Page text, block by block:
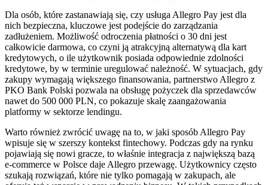
Dla osób, które zastanawiają się, czy usługa Allegro Pay jest dla
nich bezpieczna, kluczowe jest podejście do zarządzania
zadłużeniem. Możliwość odroczenia płatności o 30 dni jest
całkowicie darmowa, co czyni ją atrakcyjną alternatywą dla kart
kredytowych, o ile użytkownik posiada odpowiednie zdolności
kredytowe, by w terminie uregulować należność. W sytuacjach, gdy
zakupy wymagają większego finansowania, partnerstwo Allegro z
PKO Bank Polski pozwala na obsługę pożyczek dla sprzedawców
nawet do 500 000 PLN, co pokazuje skalę zaangażowania
platformy w sektorze lendingu.
Warto również zwrócić uwagę na to, w jaki sposób Allegro Pay
wpisuje się w szerszy kontekst fintechowy. Podczas gdy na rynku
pojawiają się nowi gracze, to właśnie integracja z największą bazą
e-commerce w Polsce daje Allegro przewagę. Użytkownicy często
szukają rozwiązań, które nie tylko pomagają w zakupach, ale